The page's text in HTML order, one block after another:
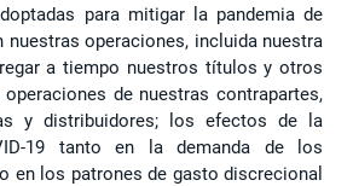
para mitigar la pandemia de
nuestras operaciones, incluida nuestra
a tiempo nuestros títulos y otros
de nuestras contrapartes,
y distribuidores; los efectos de la
19 tanto en la demanda de los
en los patrones de gasto discrecional